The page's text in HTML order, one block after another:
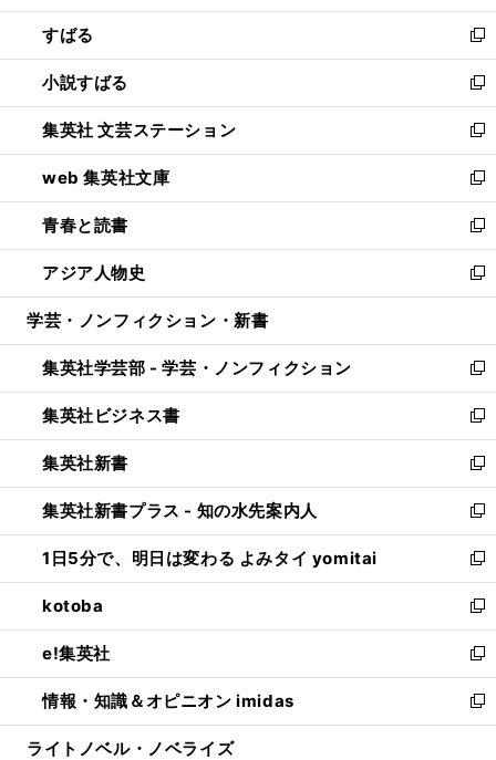
開
く
ウ
で
開
く
ン
ド
ウ
で
開
く
すばる
新
し
い
ウ
ィ
ン
ド
ウ
で
開
く
小説すばる
新
し
い
ウ
ィ
ン
ド
ウ
で
開
集英社 文芸ステーション
新
し
い
ウ
ィ
ン
ド
ウ
開
く
web 集英社文庫
新
し
い
ウ
ィ
ン
ウ
で
開
く
青春と読書
新
し
い
ウ
ン
ド
ウ
で
開
く
アジア人物史
新
し
ウ
ィ
ン
ド
ウ
で
開
く
学芸・ノンフィクション・新書
集英社学芸部 - 学芸・ノンフィクション
新
し
い
ウ
ィ
ン
ド
ウ
で
開
く
集英社ビジネス書
新
し
い
ウ
ィ
ン
ド
ウ
で
開
く
集英社新書
新
し
い
ウ
ィ
ン
ド
ウ
で
開
く
集英社新書プラス - 知の水先案内人
新
し
い
ウ
ィ
ン
ド
ウ
で
開
1日5分で、明日は変わる よみタイ yomitai
新
し
い
ウ
ィ
ン
ド
ウ
kotoba
新
し
い
ウ
ィ
ン
e!集英社
新
し
い
ウ
情報・知識＆オピニオン imidas
新
し
ライトノベル・ノベライズ